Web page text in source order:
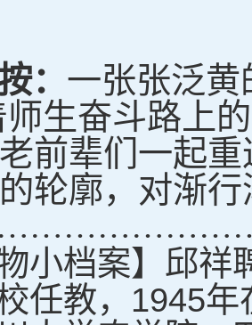
： 一张张泛
生奋斗路上
前辈们一起
轮廓，对渐
档案】邱祥聘
任教，1945